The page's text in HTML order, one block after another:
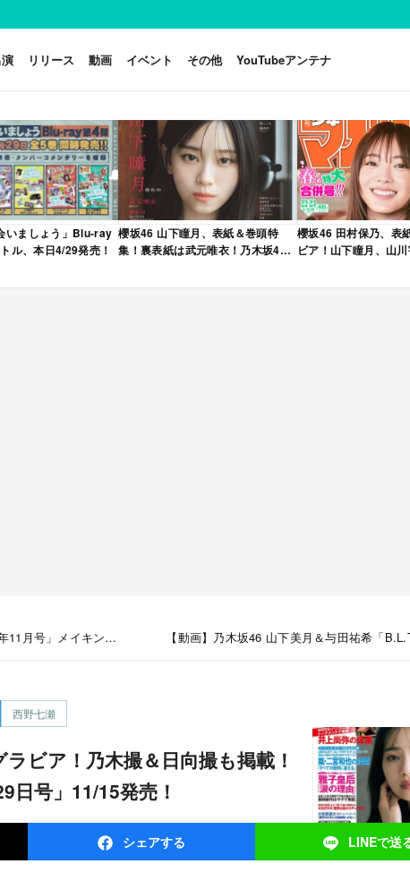
リリース 動画 イベント その他 YouTubeアンテナ
いましょう」Blu-ray
ル、本日4/29発売！
櫻坂46 山下瞳月、表紙＆巻頭特
集！裏表紙は武元唯衣！乃木坂46
6月号」本日4/28発売！
櫻坂46 田村保乃、表
ビア！山下瞳月、山
合併号」本日4/28発
11月号」メイキング
【動画】乃木坂46 山下美月＆与田祐希「
西野七瀬
日号」11/15発売！
シェアする LINEで送